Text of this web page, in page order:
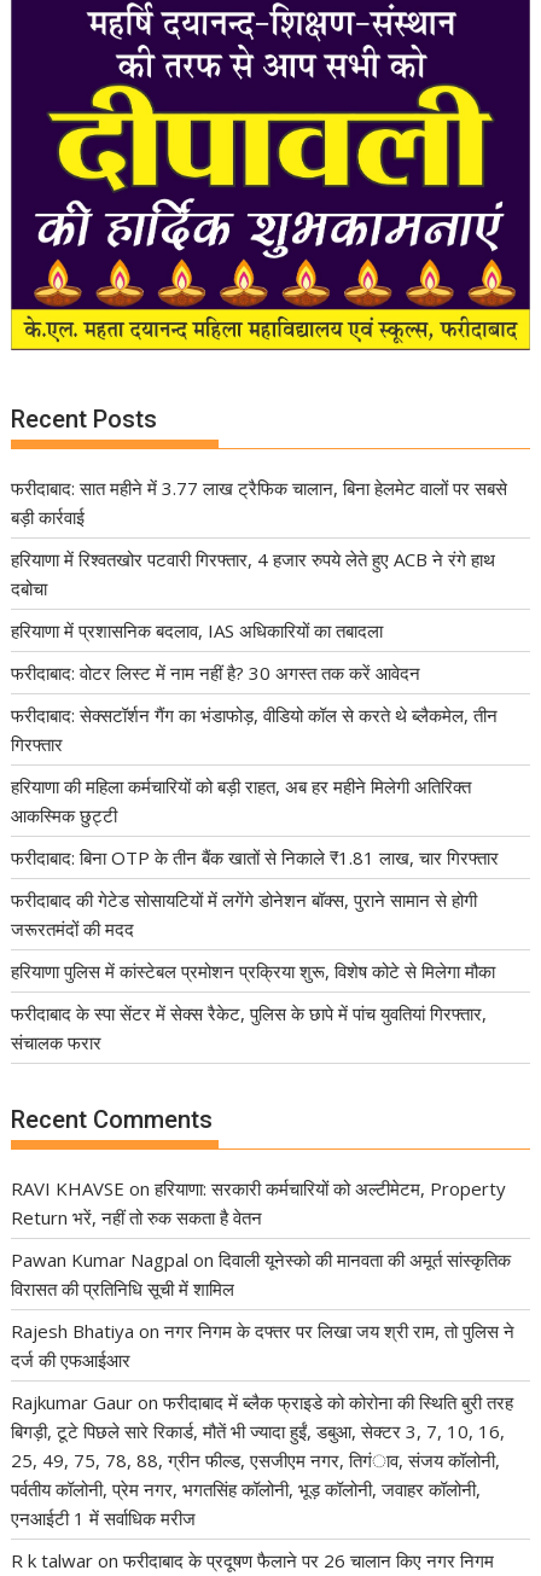
Recent Posts
फरीदाबाद: सात महीने में 3.77 लाख ट्रैफिक चालान, बिना हेलमेट वालों पर सबसे
बड़ी कार्रवाई
हरियाणा में रिश्वतखोर पटवारी गिरफ्तार, 4 हजार रुपये लेते हुए ACB ने रंगे हाथ
दबोचा
हरियाणा में प्रशासनिक बदलाव, IAS अधिकारियों का तबादला
फरीदाबाद: वोटर लिस्ट में नाम नहीं है? 30 अगस्त तक करें आवेदन
फरीदाबाद: सेक्सटॉर्शन गैंग का भंडाफोड़, वीडियो कॉल से करते थे ब्लैकमेल, तीन
गिरफ्तार
हरियाणा की महिला कर्मचारियों को बड़ी राहत, अब हर महीने मिलेगी अतिरिक्त
आकस्मिक छुट्टी
फरीदाबाद: बिना OTP के तीन बैंक खातों से निकाले ₹1.81 लाख, चार गिरफ्तार
फरीदाबाद की गेटेड सोसायटियों में लगेंगे डोनेशन बॉक्स, पुराने सामान से होगी
जरूरतमंदों की मदद
हरियाणा पुलिस में कांस्टेबल प्रमोशन प्रक्रिया शुरू, विशेष कोटे से मिलेगा मौका
फरीदाबाद के स्पा सेंटर में सेक्स रैकेट, पुलिस के छापे में पांच युवतियां गिरफ्तार,
संचालक फरार
Recent Comments
RAVI KHAVSE onहरियाणा: सरकारी कर्मचारियों को अल्टीमेटम, Property
Return भरें, नहीं तो रुक सकता है वेतन
Pawan Kumar Nagpal onदिवाली यूनेस्को की मानवता की अमूर्त सांस्कृतिक
विरासत की प्रतिनिधि सूची में शामिल
Rajesh Bhatiya onनगर निगम के दफ्तर पर लिखा जय श्री राम, तो पुलिस ने
दर्ज की एफआईआर
Rajkumar Gaur onफरीदाबाद में ब्लैक फ्राइडे को कोरोना की स्थिति बुरी तरह
बिगड़ी, टूटे पिछले सारे रिकार्ड, मौतें भी ज्यादा हुईं, डबुआ, सेक्टर 3, 7, 10, 16,
25, 49, 75, 78, 88, ग्रीन फील्ड, एसजीएम नगर, तिगंाव, संजय कॉलोनी,
पर्वतीय कॉलोनी, प्रेम नगर, भगतसिंह कॉलोनी, भूड़ कॉलोनी, जवाहर कॉलोनी,
एनआईटी 1 में सर्वाधिक मरीज
R k talwar onफरीदाबाद के प्रदूषण फैलाने पर 26 चालान किए नगर निगम